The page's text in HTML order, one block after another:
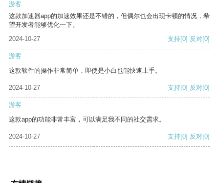
游客
这款加速器app的加速效果还是不错的，但偶尔也会出现卡顿的情况，希
望开发者能够优化一下。
2024-10-27
支持[0] 反对[0]
游客
这款软件的操作非常简单，即使是小白也能快速上手。
2024-10-27 支持[0] 反对[0]
游客
这款app的功能非常丰富，可以满足我不同的社交需求。
2024-10-27 支持[0] 反对[0]